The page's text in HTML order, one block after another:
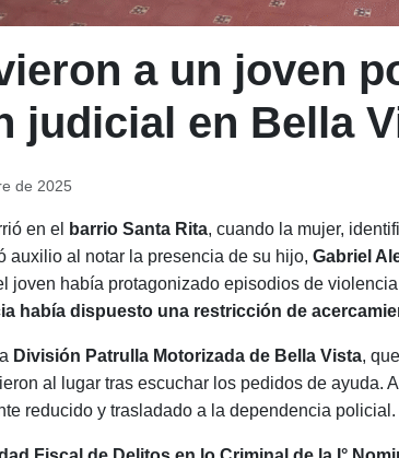
a un joven
judicial en Bella
de 2025
en el barrio Santa Rita, cuando la mujer,
auxilio al notar la presencia de su hijo, Gabriel
joven había protagonizado episodios de
había dispuesto una restricción de
División Patrulla Motorizada de Bella Vista,
al lugar tras escuchar los pedidos de ayuda.
reducido y trasladado a la dependencia policial.